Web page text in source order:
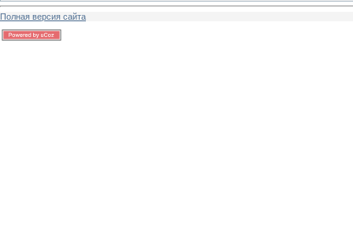
Полная версия сайта